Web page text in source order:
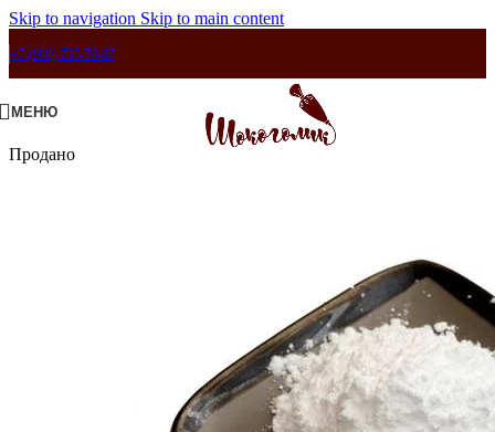
Skip to navigation Skip to main content
+7 (960) 757-70-07
МЕНЮ
Продано